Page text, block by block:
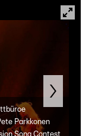
Parkkonen
Song Contest